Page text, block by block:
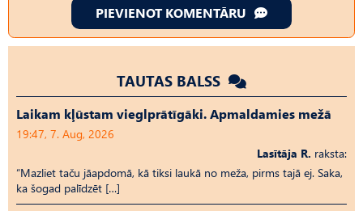
PIEVIENOT KOMENTĀRU
TAUTAS BALSS
Laikam kļūstam vieglprātīgāki. Apmaldamies mežā
19:47, 7. Aug, 2026
Lasītāja R. raksta:
“Mazliet taču jāapdomā, kā tiksi laukā no meža, pirms tajā ej. Saka,
ka šogad palīdzēt […]